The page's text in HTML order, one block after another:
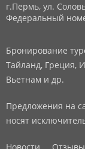
г.Пермь, ул.
Федеральный
Бронирование
Тайланд, Греция,
Вьетнам и др.
Предложения на
носят